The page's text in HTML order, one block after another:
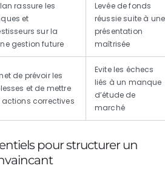
rassure les
et
sur la
gestion future
Levée de fonds
réussie suite à une
présentation
maîtrisée
de prévoir les
et de mettre
actions correctives
Evite les échecs
liés à un manque
d’étude de
marché
pour structurer un